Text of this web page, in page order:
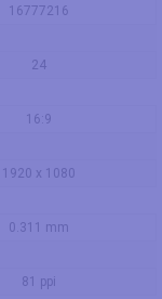
16777216
24
16:9
1920 x 1080
0.311 mm
81 ppi